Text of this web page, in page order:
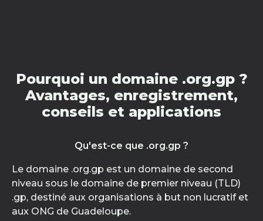
Pourquoi un domaine .org.gp ?
Avantages, enregistrement,
conseils et applications
Qu'est-ce que .org.gp ?
Le domaine .org.gp est un domaine de second
niveau sous le domaine de premier niveau (TLD)
.gp, destiné aux organisations à but non lucratif et
aux ONG de Guadeloupe.